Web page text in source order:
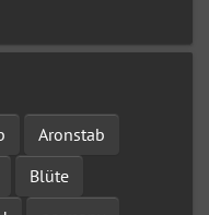
Aronstab
Blüte